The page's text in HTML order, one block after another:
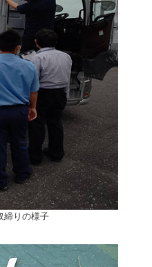
締りの様子